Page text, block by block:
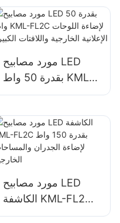
السيارات ومنطقة
التخزين
مورد مصابيح LED
بقدرة 50 واط KML-
FL2C لإضاءة اللوحات
واللافتات الكبيرة
مورد مصابيح LED
الكاشفة KML-FL2C
بقدرة 150 واط لإضاءة